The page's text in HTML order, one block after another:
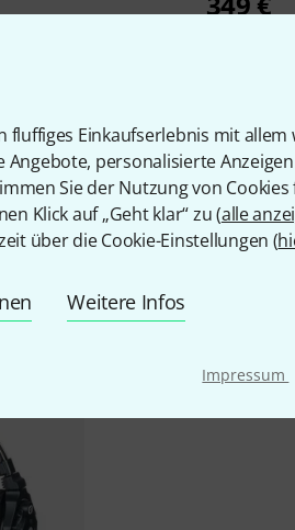
Einkaufserlebnis mit
Angebote, personalisierte
Sie der Nutzung von
Klick auf „Geht klar“ zu (alle
über die Cookie-Einstellungen (
Weitere Infos
Impressum
Artikel